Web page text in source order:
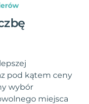
pod kątem ceny
wybór
miejsca